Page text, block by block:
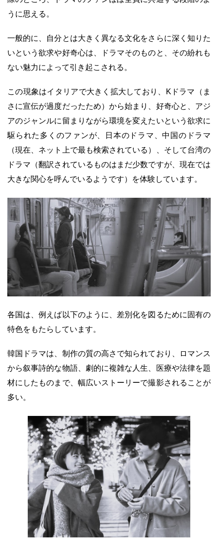
うに思える。
一般的に、自分とは大きく異なる文化をさらに深く知りた
いという欲求や好奇心は、ドラマそのものと、その紛れも
ない魅力によって引き起こされる。
この現象はイタリアで大きく拡大しており、Kドラマ（ま
さに宣伝が過度だったため）から始まり、好奇心と、アジ
アのジャンルに留まりながら環境を変えたいという欲求に
駆られた多くのファンが、日本のドラマ、中国のドラマ
（現在、ネット上で最も検索されている）、そして台湾の
ドラマ（翻訳されているものはまだ少数ですが、現在では
大きな関心を呼んでいるようです）を体験しています。
各国は、例えば以下のように、差別化を図るために固有の
特色をもたらしています。
韓国ドラマは、制作の質の高さで知られており、ロマンス
から叙事詩的な物語、劇的に複雑な人生、医療や法律を題
材にしたものまで、幅広いストーリーで撮影されることが
多い。